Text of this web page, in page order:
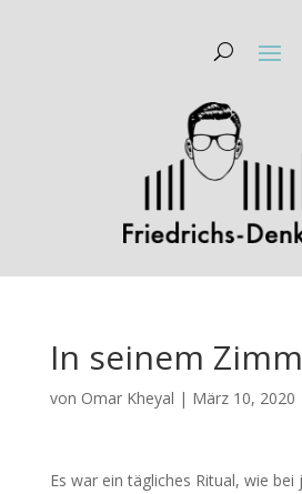
In seinem
von Omar Kheyal | März 10, 2020
Es war ein tägliches Ritual, wie